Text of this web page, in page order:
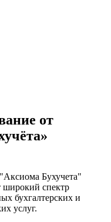
от
Бухучета"
широкий спектр
бухгалтерских и
услуг.